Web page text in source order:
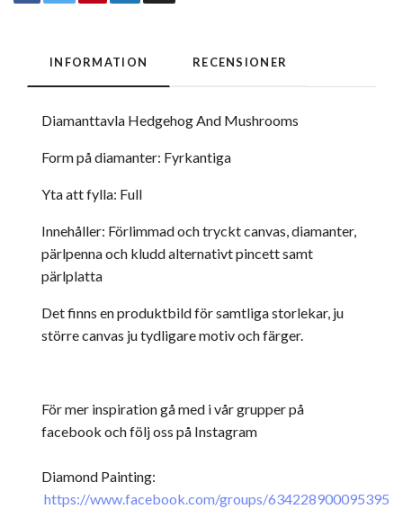
INFORMATION RECENSIONER
Diamanttavla Hedgehog And Mushrooms
Form på diamanter: Fyrkantiga
Yta att fylla: Full
Innehåller: Förlimmad och tryckt canvas, diamanter,
pärlpenna och kludd alternativt pincett samt
pärlplatta
Det finns en produktbild för samtliga storlekar, ju
större canvas ju tydligare motiv och färger.
För mer inspiration gå med i vår grupper på
facebook och följ oss på Instagram
Diamond Painting:
https://www.facebook.com/groups/634228900095395